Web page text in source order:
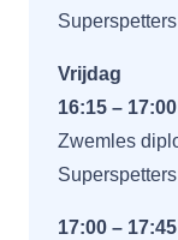
Vrijdag
16:15 –
Zwemles
17:00 –